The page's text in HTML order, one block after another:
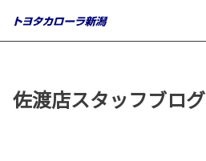
佐渡店スタッフブログ